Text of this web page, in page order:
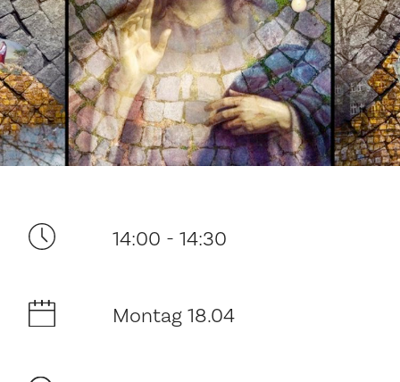
Ditt besøk
Musikk
Historie og arkitektur
14:00 - 14:30
Montag 18.04